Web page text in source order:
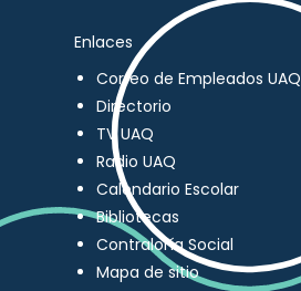
Enlaces
Correo de Empleados UAQ
Directorio
TV UAQ
Radio UAQ
Calendario Escolar
Bibliotecas
Contraloría Social
Mapa de sitio